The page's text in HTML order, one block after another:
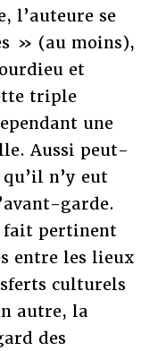
l’auteure se
» (au moins),
et
triple
une
Aussi peut-
n’y eut
garde.
fait pertinent
entre les lieux
culturels
autre, la
des